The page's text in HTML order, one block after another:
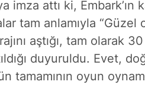
imza attı ki, Embark’ın
tam anlamıyla
aştığı, tam olarak
duyuruldu. Evet,
tamamının oyun